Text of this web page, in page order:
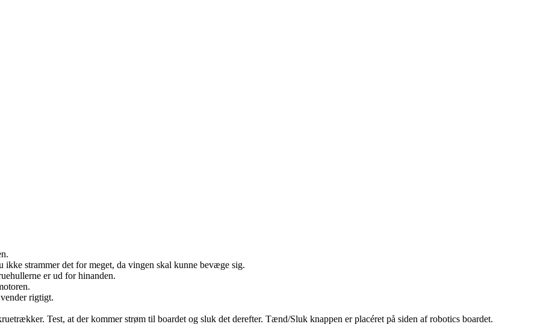
strammer det for meget, da vingen skal kunne bevæge sig.
er ud for hinanden.
rigtigt.
Test, at der kommer strøm til boardet og sluk det derefter. Tænd/Sluk knappen er placéret på siden af robotics boardet.